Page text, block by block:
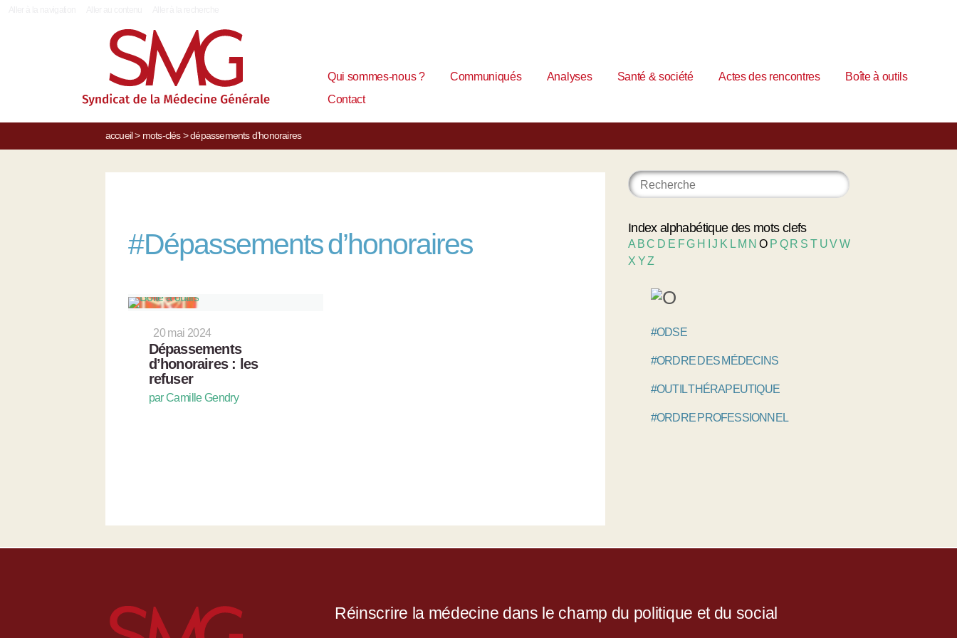
Qui sommes-nous ? Communiqués Analyses Santé & société Actes des rencontres
Boîte à outils
Contact
accueil> mots-clés> dépassements d’honoraires
#Dépassements d’honoraires
20 mai 2024
Dépassements
d’honoraires : les
refuser
par Camille Gendry
Index alphabétique des mots clefs
A BC D E FG H IJ K L M NO P Q R S T UVW
X YZ
#ODSE
#ORDRE DES MÉDECINS
#OUTIL THÉRAPEUTIQUE
#ORDRE PROFESSIONNEL
Réinscrire la médecine dans le champ du politique et du social